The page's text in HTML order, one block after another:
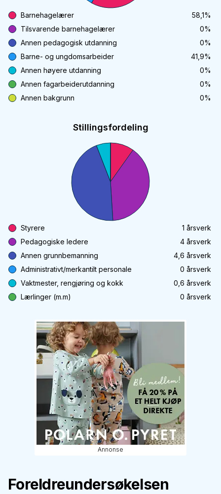
Barnehagelærer 58,1%
Tilsvarende barnehagelærer
0%
Annen pedagogisk utdanning
0%
Barne- og ungdomsarbeider
41,9%
Annen høyere utdanning
0%
Annen fagarbeiderutdanning
0%
Annen bakgrunn
0%
Stillingsfordeling
Styrere 1 årsverk
Pedagogiske ledere
4 årsverk
Annen grunnbemanning
4,6 årsverk
Administrativt/merkantilt personale
0 årsverk
Vaktmester, rengjøring og kokk
0,6 årsverk
Lærlinger (m.m)
0 årsverk
Annonse
Foreldreundersøkelsen